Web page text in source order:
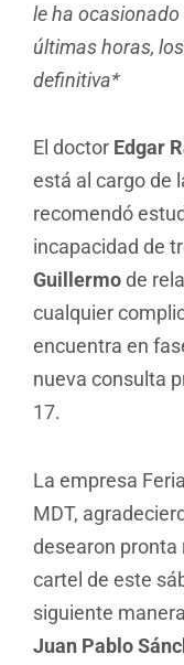
le ha
últimas horas,
definitiva*
El doctor Edgar
está al cargo de
recomendó
incapacidad de
Guillermode
cualquier
encuentra en
nueva consulta
17.
La empresa
MDT,
desearon pronta
cartel de este
siguiente
Juan Pablo